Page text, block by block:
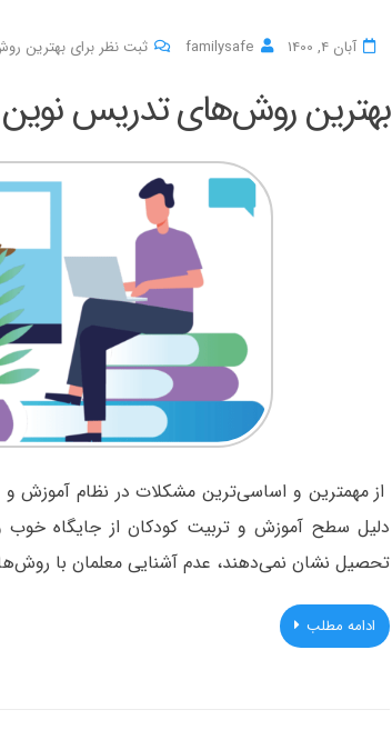
آبان 4, 1400 familysafe ثبت نظر برای بهترین
بهترین روش‌های تدریس نوین
از مهمترین و اساسی‌ترین مشکلات در نظام
دلیل سطح آموزش و تربیت کودکان از جایگاه خوب
تحصیل نشان نمی‌دهند، عدم آشنایی معلمان با
ادامه مطلب